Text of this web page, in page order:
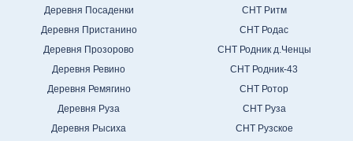
Деревня Посаденки
Деревня Пристанино
Деревня Прозорово
Деревня Ревино
Деревня Ремягино
Деревня Руза
Деревня Рысиха
СНТ Ритм
СНТ Родас
СНТ Родник д.Ченцы
СНТ Родник-43
СНТ Ротор
СНТ Руза
СНТ Рузское